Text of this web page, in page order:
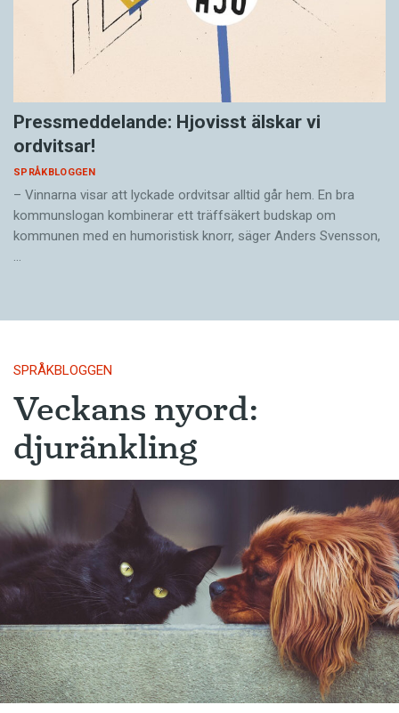
Pressmeddelande: Hjovisst älskar vi
ordvitsar!
SPRÅKBLOGGEN
– Vinnarna visar att lyckade ordvitsar alltid går hem. En bra
kommunslogan kombinerar ett träffsäkert budskap om
kommunen med en humoristisk knorr, säger Anders Svensson,
…
SPRÅKBLOGGEN
Veckans nyord:
djuränkling